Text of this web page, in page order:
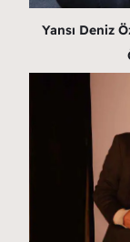
Yansı Deniz